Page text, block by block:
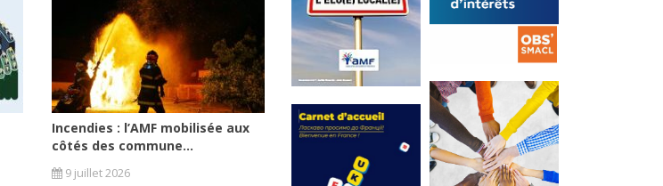
Incendies : l’AMF mobilisée aux
côtés des commune...
9 juillet 2026
Statut de
l’élu local
Mise à jour avril
La
prévention
des conflits
d’intérêts
18 septembre 2023